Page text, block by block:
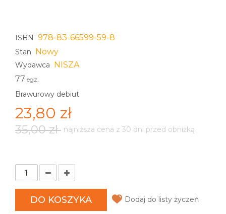
ISBN 978-83-66599-59-8
Stan Nowy
Wydawca NISZA
77 egz.
Brawurowy debiut.
23,80 zł
35,00 zł najniższa cena z 30 dni przed obniżką
DO KOSZYKA Dodaj do listy życzeń